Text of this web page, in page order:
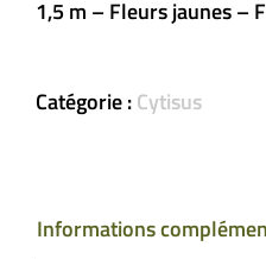
1,5 m – Fleurs jaunes –
Catégorie :Cytisus
Informations